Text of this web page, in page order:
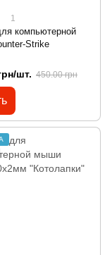
1
компьютерной
Strike
шт. 450.00 грн